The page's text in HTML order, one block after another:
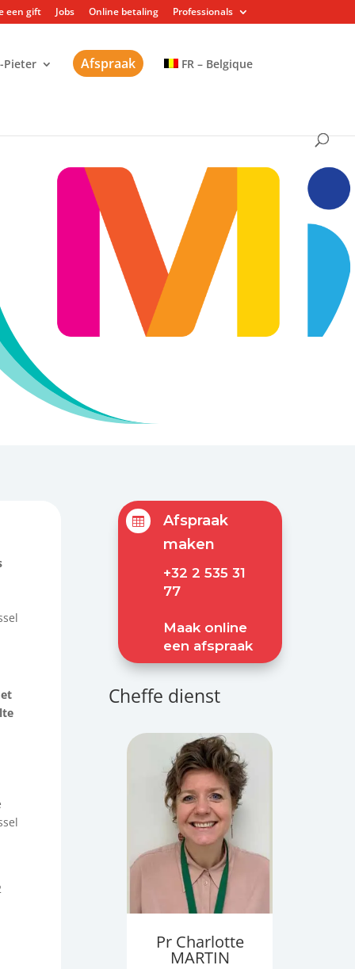
een gift Jobs Online betaling Professionals
Pieter Afspraak FR – Belgique

Afspraak
maken
+32 2 535 31
77
Maak online
een afspraak
Cheffe dienst
Pr Charlotte
MARTIN